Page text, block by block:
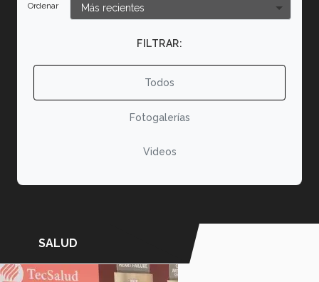
Ordenar
FILTRAR:
Todos
Fotogalerías
Videos
SALUD